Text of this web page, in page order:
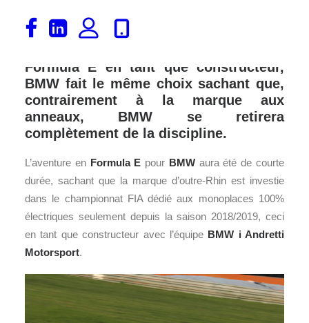
48 heures après les annonces
effectuées par Audi Sport avec,
Formula E en tant que constructeur,
BMW fait le même choix sachant que,
contrairement à la marque aux
anneaux, BMW se retirera
complètement de la discipline.
L’aventure en Formula E pour BMWaura été de courte
durée, sachant que la marque d’outre-Rhin est investie
dans le championnat FIA dédié aux monoplaces 100%
électriques seulement depuis la saison 2018/2019, ceci
en tant que constructeur avec l’équipe BMW i Andretti
Motorsport.